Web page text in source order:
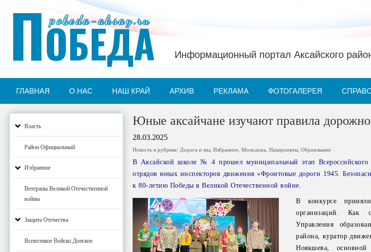
pobeda-aksay.ru
ПОБЕДА Информационный портал Аксайского
ГЛАВНАЯ О НАС НАШ КРАЙ АРХИВ РЕКЛАМА ФОТОГАЛЕРЕЯ
Власть
Район Официальный
Избранное
Ветераны Великой Отечественной
войны
Защита Отечества
Всевеликое Войско Донское
Юные аксайчане изучают правила
28.03.2025
Новость в рубрике: Дорога и мы ,Избранное ,Молодежь ,Нацпроекты ,Образование
В Аксайской школе № 4 прошел муниципальный этап Всероссийского
отрядов юных инспекторов движения «Фронтовые дороги 1945.
к 80-летию Победы в Великой Отечественной войне.
В конкурсе
организаций. Как
Управления
района, куратор
Ноякшева,